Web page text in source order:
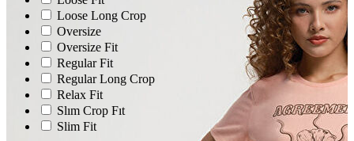
Loose Long Crop
Oversize
Oversize Fit
Regular Fit
Regular Long Crop
Relax Fit
Slım Crop Fıt
Slim Fit